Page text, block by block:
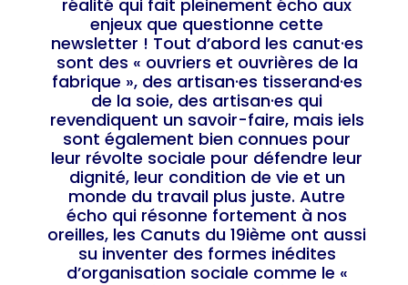
réalité qui fait pleinement écho aux
enjeux que questionne cette
newsletter ! Tout d’abord les canut·es
sont des « ouvriers et ouvrières de la
fabrique », des artisan·es tisserand·es
de la soie, des artisan·es qui
revendiquent un savoir-faire, mais iels
sont également bien connues pour
leur révolte sociale pour défendre leur
dignité, leur condition de vie et un
monde du travail plus juste. Autre
écho qui résonne fortement à nos
oreilles, les Canuts du 19ième ont aussi
su inventer des formes inédites
d’organisation sociale comme le «